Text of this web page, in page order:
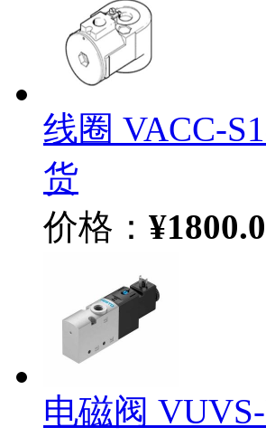
线圈 VACC-
货
价格：
电磁阀